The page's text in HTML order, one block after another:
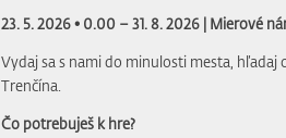
23. 5. 2026 • 0.00 – 31. 8. 2026 | Mierové
Vydaj sa s nami do minulosti mesta,
Trenčína.
Čo potrebuješ k hre?